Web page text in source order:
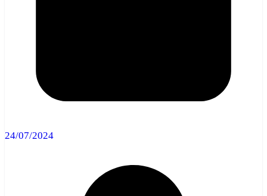
24/07/2024